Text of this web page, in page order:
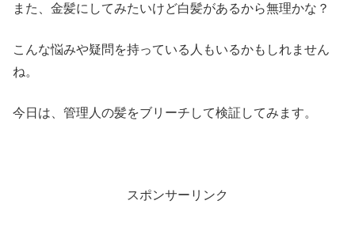
また、金髪にしてみたいけど白髪があるから無理かな？
こんな悩みや疑問を持っている人もいるかもしれません
ね。
今日は、管理人の髪をブリーチして検証してみます。
スポンサーリンク